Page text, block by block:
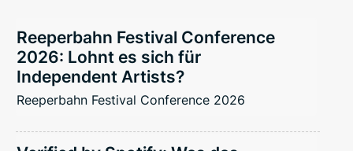
Reeperbahn Festival Conference
2026: Lohnt es sich für
Independent Artists?
Reeperbahn Festival Conference 2026